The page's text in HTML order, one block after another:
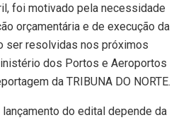
foi motivado pela necessidade
orçamentária e de execução da
ser resolvidas nos próximos
dos Portos e Aeroportos
da TRIBUNA DO NORTE.
do edital depende da